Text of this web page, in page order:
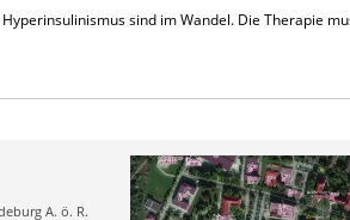
sind im Wandel. Die Therapie
A. ö. R.